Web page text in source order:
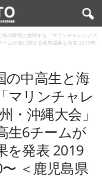
海の研究に挑戦する「マリンチャレンジプ
ムが海に関する研究成果を発表 2019年
の中高生と海
マリンチャレ
・沖縄大会」
生6チームが
を発表 2019
＜鹿児島県